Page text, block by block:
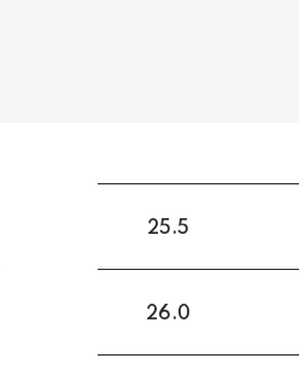
25.5
26.0